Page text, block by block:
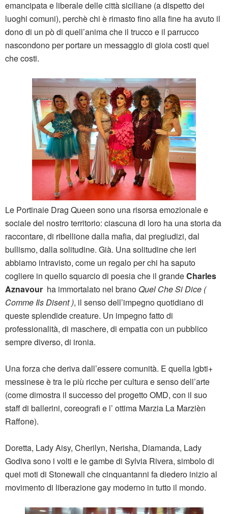
emancipata e liberale delle città siciliane (a dispetto dei
luoghi comuni), perchè chi è rimasto fino alla fine ha avuto il
dono di un pò di quell’anima che il trucco e il parrucco
nascondono per portare un messaggio di gioia costi quel
che costi.
Le Portinaie Drag Queen sono una risorsa emozionale e
sociale del nostro territorio: ciascuna di loro ha una storia da
raccontare, di ribellione dalla mafia, dai pregiudizi, dal
bullismo, dalla solitudine. Già. Una solitudine che ieri
abbiamo intravisto, come un regalo per chi ha saputo
cogliere in quello squarcio di poesia che il grandeCharles
Aznavour ha immortalato nel brano Quel Che Si Dice (
Comme Ils Disent ), il senso dell’impegno quotidiano di
queste splendide creature. Un impegno fatto di
professionalità, di maschere, di empatia con un pubblico
sempre diverso, di ironia.
Una forza che deriva dall’essere comunità. E quella lgbti+
messinese è tra le più ricche per cultura e senso dell’arte
(come dimostra il successo del progetto OMD, con il suo
staff di ballerini, coreografi e l’ ottima Marzia La Marzièn
Raffone).
Doretta, Lady Aisy, Cherilyn, Nerisha, Diamanda, Lady
Godiva sono i volti e le gambe di Sylvia Rivera, simbolo di
quei moti di Stonewall che cinquantanni fa diedero inizio al
movimento di liberazione gay moderno in tutto il mondo.